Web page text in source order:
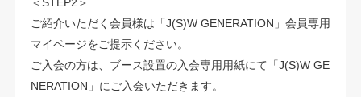
＜STEP2＞
ご紹介いただく会員様は「J(S)W GENERATION」会員専用
マイページをご提示ください。
ご入会の方は、ブース設置の入会専用用紙にて「J(S)W GE
NERATION」にご入会いただきます。